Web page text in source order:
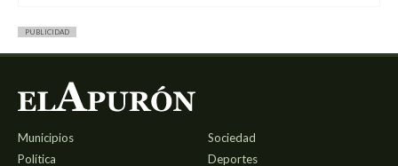
PUBLICIDAD
Municipios
Política
Sociedad
Deportes